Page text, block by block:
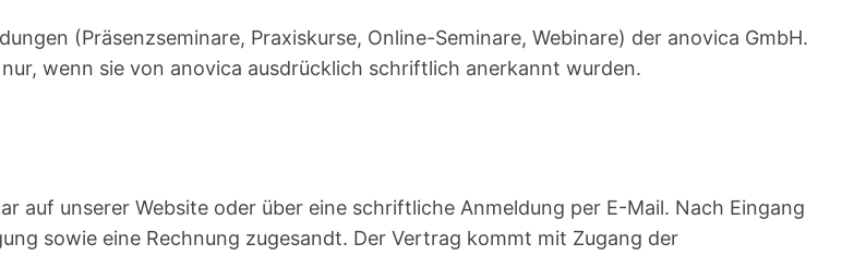
(Präsenzseminare, Praxiskurse, Online-Seminare, Webinare) der anovica GmbH.
wenn sie von anovica ausdrücklich schriftlich anerkannt wurden.
auf unserer Website oder über eine schriftliche Anmeldung per E-Mail. Nach Eingang
sowie eine Rechnung zugesandt. Der Vertrag kommt mit Zugang der